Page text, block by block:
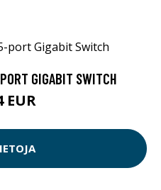
GIGABIT SWITCH
EUR